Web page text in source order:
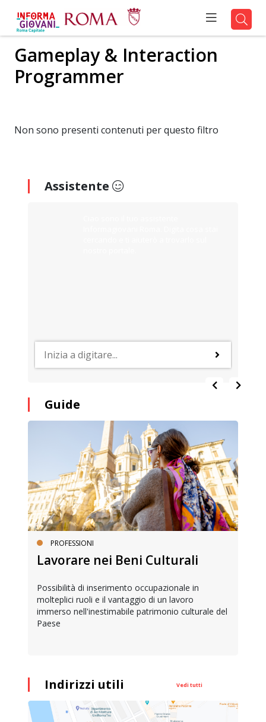
Gameplay & Interaction
Programmer
Non sono presenti contenuti per questo filtro
Assistente
Guide
PROFESSIONI
Lavorare nei Beni Culturali
Possibilità di inserimento occupazionale in
molteplici ruoli e il vantaggio di un lavoro
immerso nell'inestimabile patrimonio culturale del
Paese
Indirizzi utili Vedi tutti